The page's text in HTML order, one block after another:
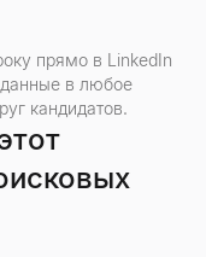
прямо в LinkedIn
в любое
кандидатов.